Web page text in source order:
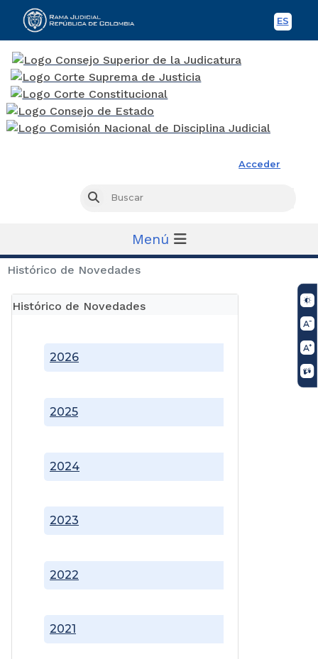
ES
Acceder
Buscar
Menú
Histórico de Novedades
Histórico de Novedades
2021
2022
2023
2024
2025
2026